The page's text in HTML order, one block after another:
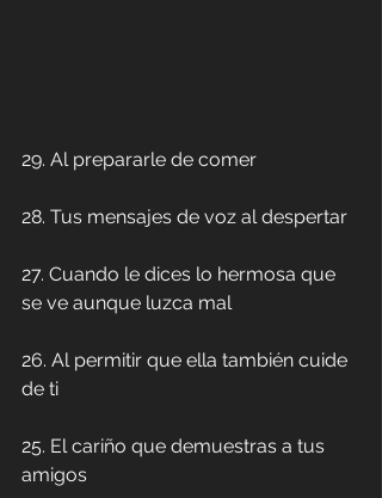
29. Al prepararle de comer
28. Tus mensajes de voz al despertar
27. Cuando le dices lo hermosa que
se ve aunque luzca mal
26. Al permitir que ella también cuide
de ti
25. El cariño que demuestras a tus
amigos